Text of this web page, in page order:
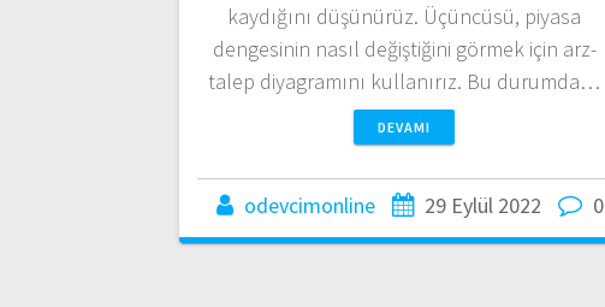
kaydığını düşünürüz. Üçüncüsü, piyasa
dengesinin nasıl değiştiğini görmek için arz-
talep diyagramını kullanırız. Bu durumda…
DEVAMI
odevcimonline 29 Eylül 2022 0